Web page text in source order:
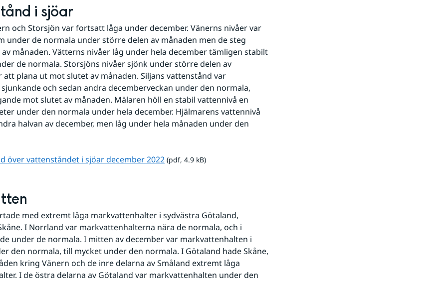
i sjöar
och Storsjön var fortsatt låga under december. Vänerns nivåer var
under de normala under större delen av månaden men de steg
månaden. Vätterns nivåer låg under hela december tämligen stabilt
de normala. Storsjöns nivåer sjönk under större delen av
att plana ut mot slutet av månaden. Siljans vattenstånd var
och sedan andra decemberveckan under den normala,
mot slutet av månaden. Mälaren höll en stabil vattennivå en
under den normala under hela december. Hjälmarens vattennivå
halvan av december, men låg under hela månaden under den
över vattenståndet i sjöar december 2022pdf, 4.9 kB.
(pdf, 4.9 kB)
med extremt låga markvattenhalter i sydvästra Götaland,
I Norrland var markvattenhalterna nära de normala, och i
under de normala. I mitten av december var markvattenhalten i
den normala, till mycket under den normala. I Götaland hade Skåne,
kring Vänern och de inre delarna av Småland extremt låga
I de östra delarna av Götaland var markvattenhalten under den